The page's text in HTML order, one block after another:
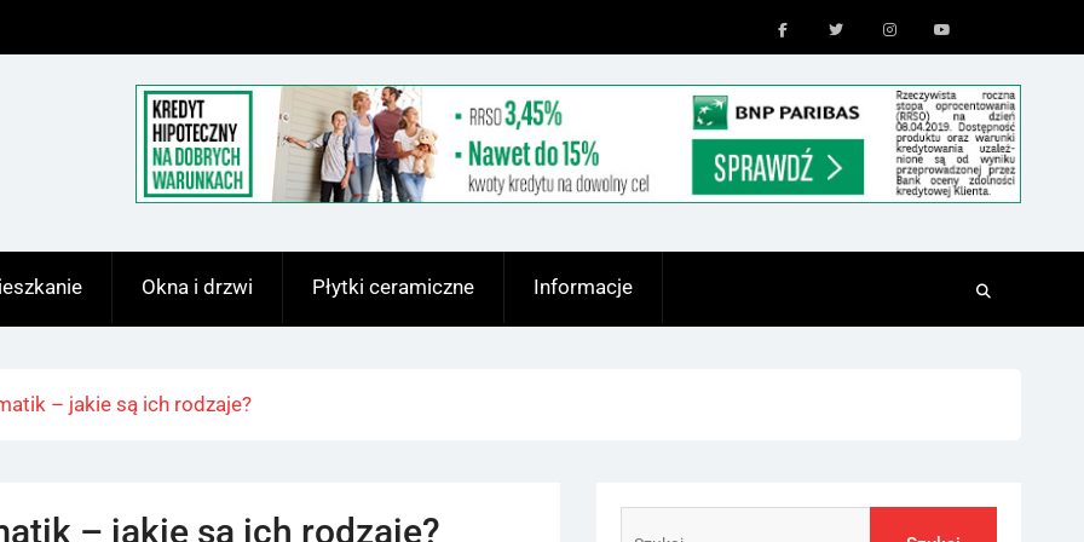
Okna i drzwi Płytki ceramiczne Informacje
– jakie są ich rodzaje?
– jakie są ich rodzaje?